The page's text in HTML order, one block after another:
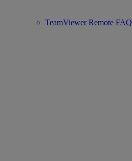
TeamViewer Remote FAQ